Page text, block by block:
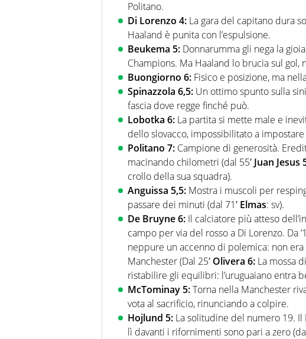
Politano.
Di Lorenzo 4: La gara del capitano dura
Haaland è punita con l’espulsione.
Beukema 5: Donnarumma gli nega la
Champions. Ma Haaland lo brucia sul
Buongiorno 6: Fisico e posizione, ma
Spinazzola 6,5: Un ottimo spunto sulla
fascia dove regge finché può.
Lobotka 6: La partita si mette male e
dello slovacco, impossibilitato a impostare
Politano 7: Campione di generosità.
macinando chilometri (dal 55′ Juan Jesus
crollo della sua squadra).
Anguissa 5,5: Mostra i muscoli per
passare dei minuti (dal 71′ Elmas: sv).
De Bruyne 6: Il calciatore più atteso
campo per via del rosso a Di Lorenzo. Da
neppure un accenno di polemica: non
Manchester (Dal 25′ Olivera 6: La mossa
ristabilire gli equilibri: l’uruguaiano entra
McTominay 5:Torna nella Manchester
vota al sacrificio, rinunciando a colpire.
Hojlund 5: La solitudine del numero 19.
lì davanti i rifornimenti sono pari a zero